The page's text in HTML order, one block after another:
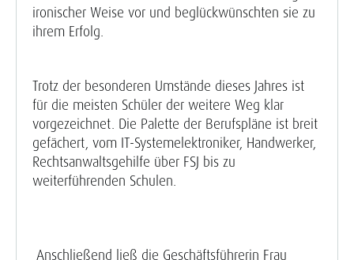
ironischer Weise vor und beglückwünschten sie zu
ihrem Erfolg.
Trotz der besonderen Umstände dieses Jahres ist
für die meisten Schüler der weitere Weg klar
vorgezeichnet. Die Palette der Berufspläne ist breit
gefächert, vom IT-Systemelektroniker, Handwerker,
Rechtsanwaltsgehilfe über FSJ bis zu
weiterführenden Schulen.
Anschließend ließ die Geschäftsführerin Frau